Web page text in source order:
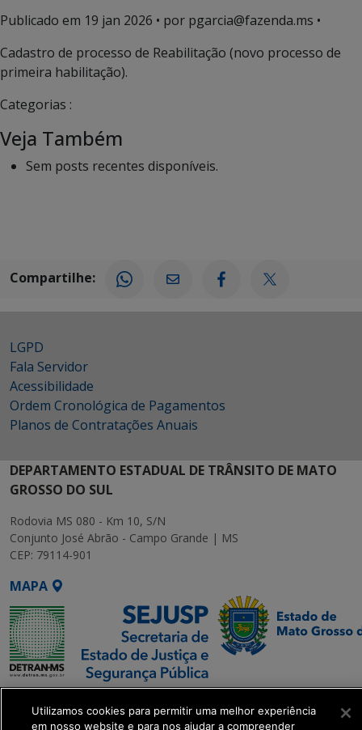
Publicado em 19 jan 2026 • por pgarcia@fazenda.ms •
Cadastro de processo de Reabilitação (novo processo de
primeira habilitação).
Categorias :
Veja Também
Sem posts recentes disponíveis.
Compartilhe:
LGPD
Fala Servidor
Acessibilidade
Ordem Cronológica de Pagamentos
Planos de Contratações Anuais
DEPARTAMENTO ESTADUAL DE TRÂNSITO DE MATO
GROSSO DO SUL
Rodovia MS 080 - Km 10, S/N
Conjunto José Abrão - Campo Grande | MS
CEP: 79114-901
MAPA
Executiva de
Utilizamos cookies para permitir uma melhor experiência
em nosso website e para nos ajudar a compreender